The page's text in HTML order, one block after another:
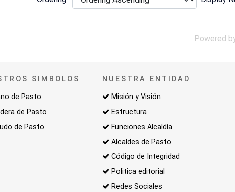
Powered
SIMBOLOS
de Pasto
de Pasto
de Pasto
NUESTRA ENTIDAD
Misión y Visión
Estructura
Funciones Alcaldía
Alcaldes de Pasto
Código de Integridad
Politica editorial
Redes Sociales